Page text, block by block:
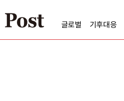
글로벌 기후대응